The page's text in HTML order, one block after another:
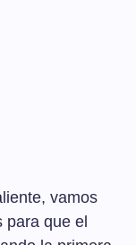
vamos
que el